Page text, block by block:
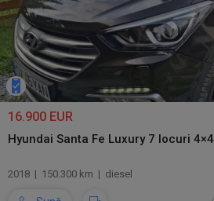
16.900 EUR
Hyundai Santa Fe Luxury 7 locuri 4×4
2018 | 150.300 km | diesel